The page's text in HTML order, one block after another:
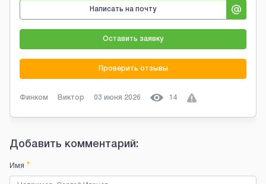
Написать на почту
Оставить заявку
Проверить отзывы
Финком Виктор 03 июня 2026 14
Добавить комментарий:
Имя *